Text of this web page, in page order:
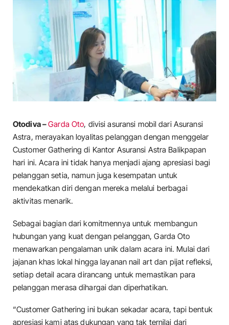
Otodiva –Garda Oto, divisi asuransi mobil dari Asuransi
Astra, merayakan loyalitas pelanggan dengan menggelar
Customer Gathering di Kantor Asuransi Astra Balikpapan
hari ini. Acara ini tidak hanya menjadi ajang apresiasi bagi
pelanggan setia, namun juga kesempatan untuk
mendekatkan diri dengan mereka melalui berbagai
aktivitas menarik.
Sebagai bagian dari komitmennya untuk membangun
hubungan yang kuat dengan pelanggan, Garda Oto
menawarkan pengalaman unik dalam acara ini. Mulai dari
jajanan khas lokal hingga layanan nail art dan pijat refleksi,
setiap detail acara dirancang untuk memastikan para
pelanggan merasa dihargai dan diperhatikan.
“Customer Gathering ini bukan sekadar acara, tapi bentuk
apresiasi kami atas dukungan yang tak ternilai dari